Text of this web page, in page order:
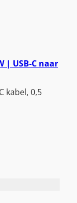
| USB-C naar
kabel, 0,5